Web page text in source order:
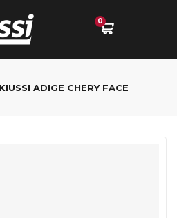
0
KIUSSI ADIGE CHERY FACE